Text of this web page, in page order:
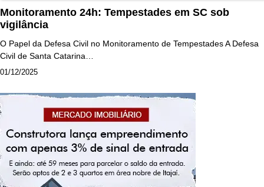
Monitoramento 24h: Tempestades em SC sob
vigilância
O Papel da Defesa Civil no Monitoramento de Tempestades A Defesa
Civil de Santa Catarina…
01/12/2025